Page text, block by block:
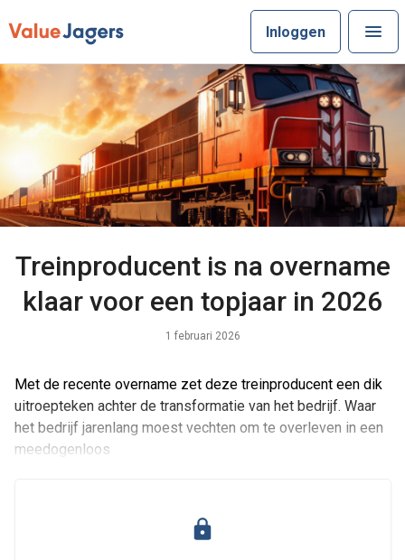
Inloggen
Treinproducent is na overname
klaar voor een topjaar in 2026
1 februari 2026
Met de recente overname zet deze treinproducent een dik
uitroepteken achter de transformatie van het bedrijf. Waar
het bedrijf jarenlang moest vechten om te overleven in een
meedogenloos